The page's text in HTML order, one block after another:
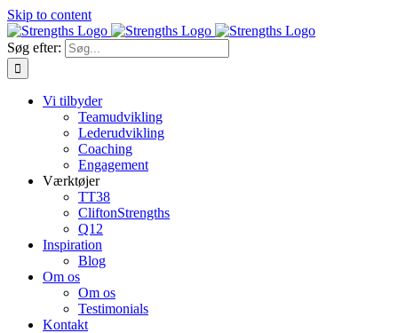
Skip to content
Søg efter:
Vi tilbyder
Teamudvikling
Lederudvikling
Coaching
Engagement
Værktøjer
TT38
CliftonStrengths
Q12
Inspiration
Blog
Om os
Om os
Testimonials
Kontakt